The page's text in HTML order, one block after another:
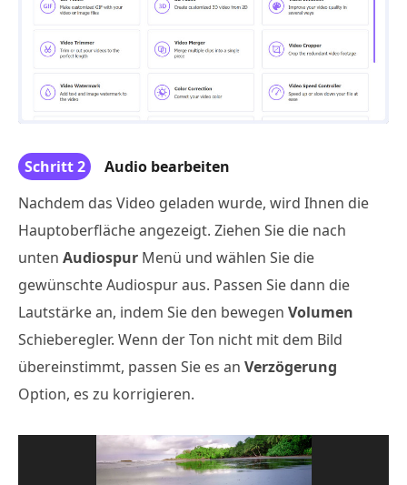
Schritt 2
Audio bearbeiten
Nachdem das Video geladen wurde, wird Ihnen die
Hauptoberfläche angezeigt. Ziehen Sie die nach
unten Audiospur Menü und wählen Sie die
gewünschte Audiospur aus. Passen Sie dann die
Lautstärke an, indem Sie den bewegen Volumen
Schieberegler. Wenn der Ton nicht mit dem Bild
übereinstimmt, passen Sie es an Verzögerung
Option, es zu korrigieren.